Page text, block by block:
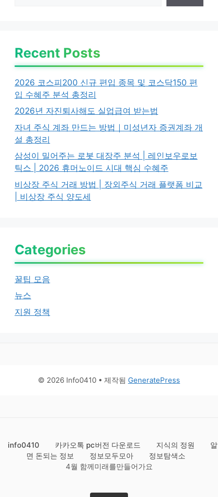
Recent Posts
2026 코스피200 신규 편입 종목 및 코스닥150 편
입 수혜주 분석 총정리
2026년 자진퇴사해도 실업급여 받는법
자녀 주식 계좌 만드는 방법｜미성년자 증권계좌 개
설 총정리
삼성이 밀어주는 로봇 대장주 분석 | 레인보우로보
틱스 | 2026 휴머노이드 시대 핵심 수혜주
비상장 주식 거래 방법 | 장외주식 거래 플랫폼 비교
| 비상장 주식 양도세
Categories
꿀팁 모음
뉴스
지원 정책
© 2026 Info0410 • 제작됨 GeneratePress
info0410 카카오톡 pc버전 다운로드 지식의 정원
알
면 돈되는 정보
정보모두모아
정보탐색소
4월 함께미래를만들어가요